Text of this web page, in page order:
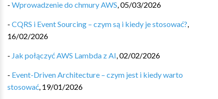
- Wprowadzenie do chmury AWS,05/03/2026
- CQRS i Event Sourcing – czym są i kiedy je stosować?,
16/02/2026
- Jak połączyć AWS Lambda z AI,02/02/2026
- Event-Driven Architecture – czym jest i kiedy warto
stosować, 19/01/2026